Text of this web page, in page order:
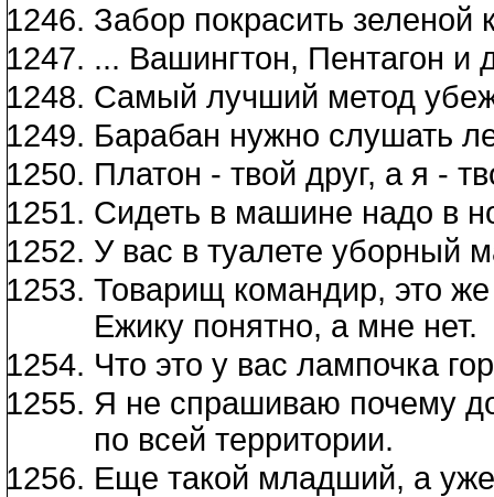
Забор покрасить зеленой
... Вашингтон, Пентагон и
Самый лучший метод
Барабан нужно слушать
Платон - твой друг, а я -
Сидеть в машине надо в
У вас в туалете уборный
Товарищ командир, это
Ежику понятно, а мне нет.
Что это у вас лампочка
Я не спрашиваю почему
по всей территории.
Еще такой младший, а уже